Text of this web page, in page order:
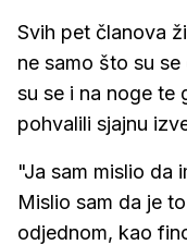
Svih pet članova
ne samo što su
su se i na noge te
pohvalili sjajnu
"Ja sam mislio da
Mislio sam da je
odjednom, kao